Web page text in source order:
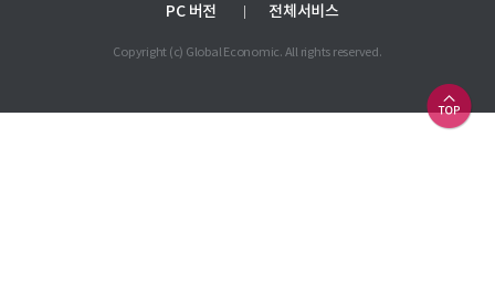
PC 버전 전체서비스
Copyright (c) Global Economic. All rights reserved.